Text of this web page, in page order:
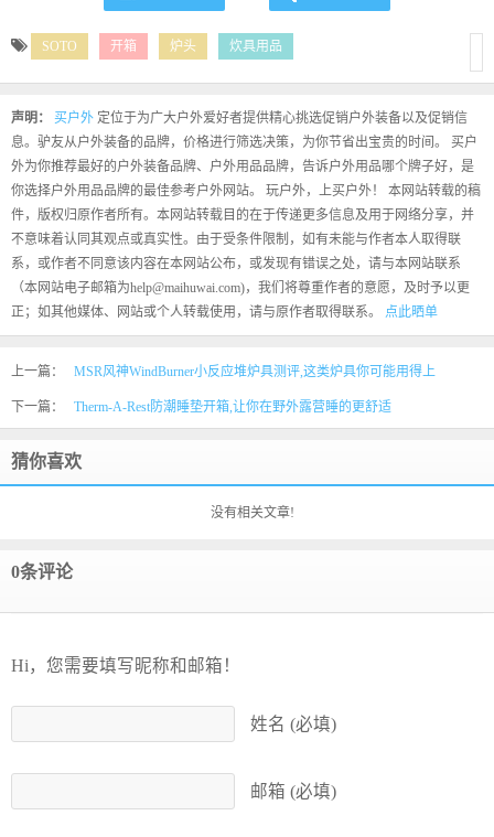
SOTO 开箱 炉头 炊具用品
声明： 买户外 定位于为广大户外爱好者提供精心挑选促销户外装备以及促销信
息。驴友从户外装备的品牌，价格进行筛选决策，为你节省出宝贵的时间。 买户
外为你推荐最好的户外装备品牌、户外用品品牌，告诉户外用品哪个牌子好，是
你选择户外用品品牌的最佳参考户外网站。 玩户外，上买户外！ 本网站转载的稿
件，版权归原作者所有。本网站转载目的在于传递更多信息及用于网络分享，并
不意味着认同其观点或真实性。由于受条件限制，如有未能与作者本人取得联
系，或作者不同意该内容在本网站公布，或发现有错误之处，请与本网站联系
（本网站电子邮箱为help@maihuwai.com)，我们将尊重作者的意愿，及时予以更
正；如其他媒体、网站或个人转载使用，请与原作者取得联系。 点此晒单
上一篇： MSR风神WindBurner小反应堆炉具测评,这类炉具你可能用得上
下一篇： Therm-A-Rest防潮睡垫开箱,让你在野外露营睡的更舒适
猜你喜欢
没有相关文章!
0条评论
Hi，您需要填写昵称和邮箱！
姓名 (必填)
邮箱 (必填)